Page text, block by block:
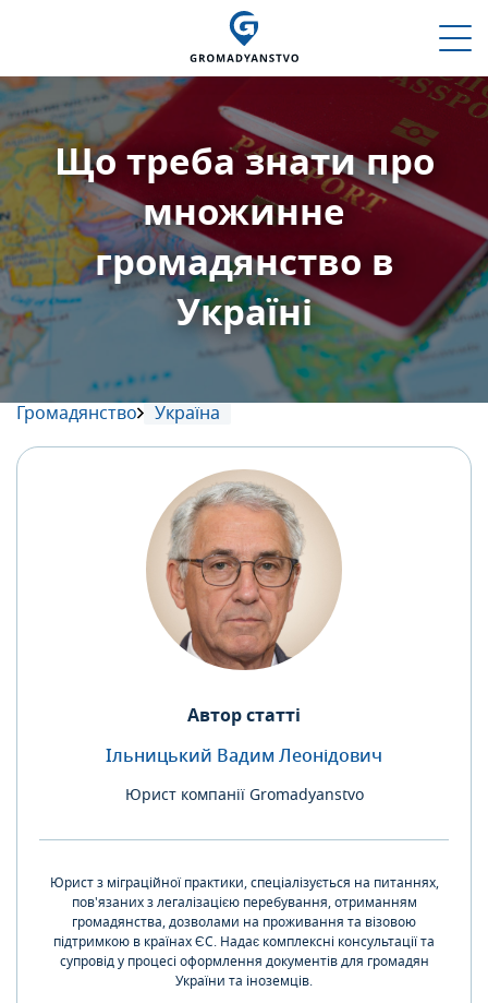
Що треба знати про
множинне
громадянство в
Україні
Громадянство Україна
Автор статті
Ільницький Вадим Леонідович
Юрист компанії Gromadyanstvo
Юрист з міграційної практики, спеціалізується на питаннях,
пов'язаних з легалізацією перебування, отриманням
громадянства, дозволами на проживання та візовою
підтримкою в країнах ЄС. Надає комплексні консультації та
супровід у процесі оформлення документів для громадян
України та іноземців.